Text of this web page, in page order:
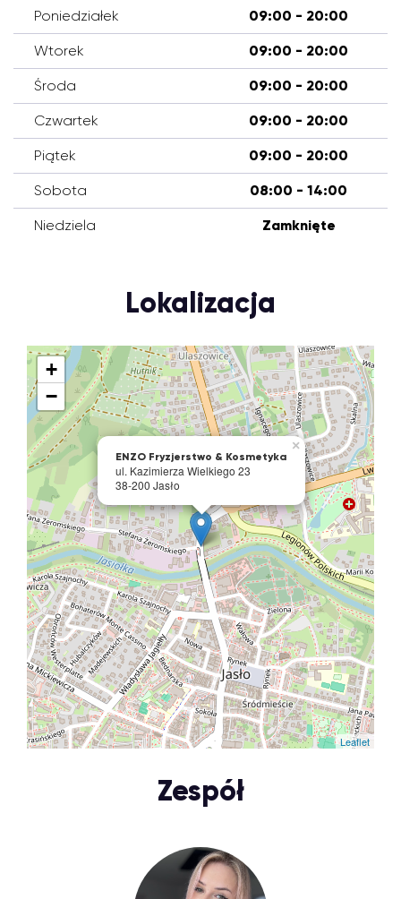
Poniedziałek 09:00 - 20:00
Wtorek 09:00 - 20:00
Środa 09:00 - 20:00
Czwartek 09:00 - 20:00
Piątek 09:00 - 20:00
Sobota 08:00 - 14:00
Niedziela Zamknięte
Lokalizacja
ENZO Fryzjerstwo & Kosmetyka
ul. Kazimierza Wielkiego 23
38-200 Jasło
×
+
−
Leaflet
Zespół